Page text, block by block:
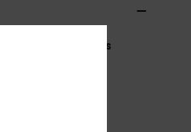
mit Reißverschluss